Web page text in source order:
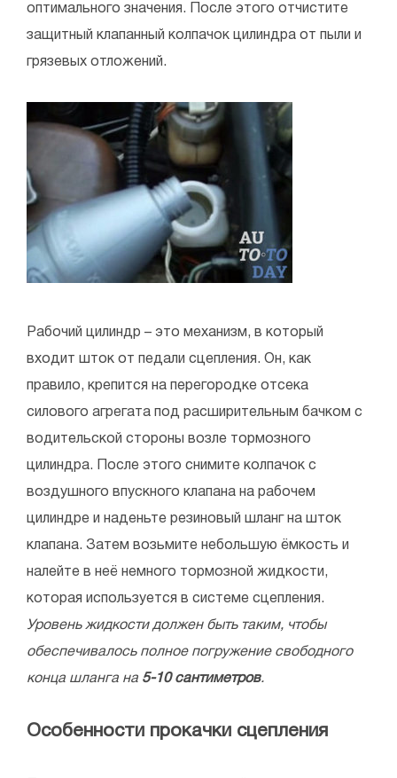
оптимального значения. После этого отчистите
защитный клапанный колпачок цилиндра от пыли и
грязевых отложений.
Рабочий цилиндр – это механизм, в который
входит шток от педали сцепления. Он, как
правило, крепится на перегородке отсека
силового агрегата под расширительным бачком с
водительской стороны возле тормозного
цилиндра. После этого снимите колпачок с
воздушного впускного клапана на рабочем
цилиндре и наденьте резиновый шланг на шток
клапана. Затем возьмите небольшую ёмкость и
налейте в неё немного тормозной жидкости,
которая используется в системе сцепления.
Уровень жидкости должен быть таким, чтобы
обеспечивалось полное погружение свободного
конца шланга на 5-10 сантиметров.
Особенности прокачки сцепления